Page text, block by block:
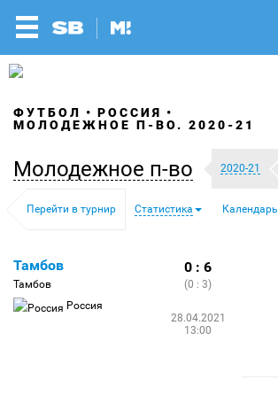
ФУТБОЛ
РОССИЯ
МОЛОДЕЖНОЕ П-ВО. 2020-21
Молодежное п-во 2020-21
Перейти в турнир Статистика Календарь
Тамбов
Тамбов
Россия
0 : 6
(0 : 3)
28.04.2021
13:00